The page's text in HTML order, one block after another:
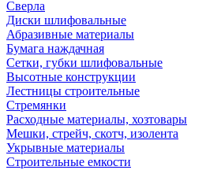
Сверла
Диски шлифовальные
Абразивные материалы
Бумага наждачная
Сетки, губки шлифовальные
Высотные конструкции
Лестницы строительные
Стремянки
Расходные материалы, хозтовары
Мешки, стрейч, скотч, изолента
Укрывные материалы
Строительные емкости